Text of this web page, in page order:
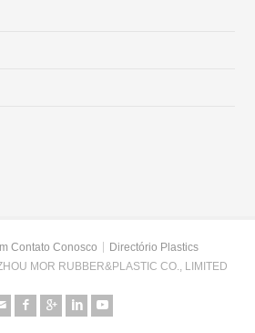
Contato Conosco
Directório Plastics
MOR RUBBER&PLASTIC CO., LIMITED